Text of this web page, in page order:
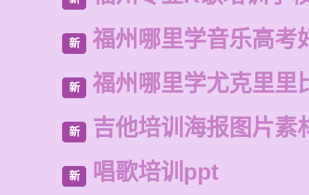
新 福州哪里学音乐高考
新 福州哪里学尤克里里
新 吉他培训海报图片素
新 唱歌培训ppt